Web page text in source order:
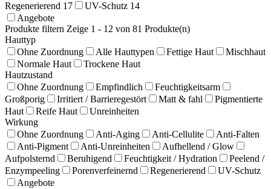
Regenerierend 17 UV-Schutz 14
Angebote
Produkte filtern Zeige 1 - 12 von 81 Produkte(n)
Hauttyp
Ohne Zuordnung
Alle Hauttypen Fettige Haut
Mischhaut
Normale Haut
Trockene Haut
Hautzustand
Ohne Zuordnung
Empfindlich
Feuchtigkeitsarm
Großporig
Irritiert / Barrieregestört Matt & fahl
Pigmentierte
Haut
Reife Haut
Unreinheiten
Wirkung
Ohne Zuordnung
Anti-Aging Anti-Cellulite
Anti-Falten
Anti-Pigment
Anti-Unreinheiten
Aufhellend / Glow
Aufpolsternd
Beruhigend Feuchtigkeit / Hydration
Peelend /
Enzympeeling
Porenverfeinernd Regenerierend
UV-Schutz
Angebote